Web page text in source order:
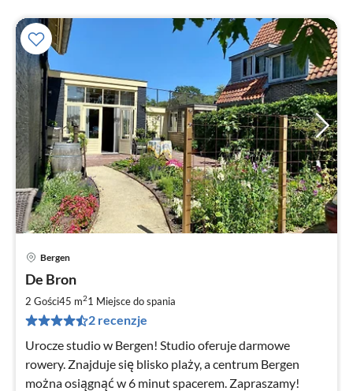
Bergen
De Bron
2 Gości45 m21 Miejsce do spania
2 recenzje
Urocze studio w Bergen! Studio oferuje darmowe
rowery. Znajduje się blisko plaży, a centrum Bergen
można osiągnąć w 6 minut spacerem. Zapraszamy!